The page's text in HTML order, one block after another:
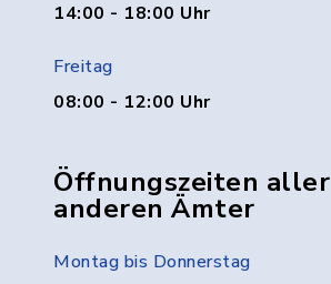
14:00 - 18:00 Uhr
Freitag
08:00 - 12:00 Uhr
Öffnungszeiten aller
anderen Ämter
Montag bis Donnerstag